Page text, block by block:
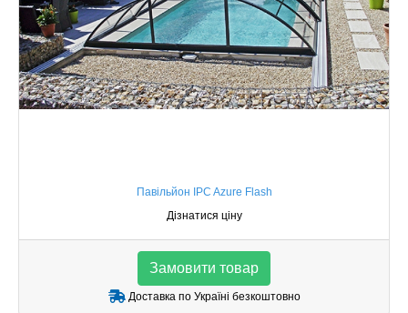
Павільйон IPC Azure Flash
Дізнатися ціну
Замовити товар
Доставка по Україні безкоштовно